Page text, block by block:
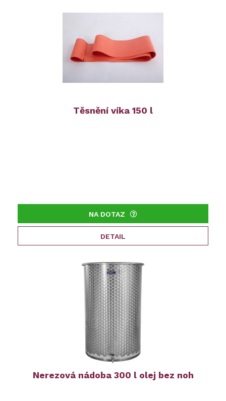
Těsnění víka 150 l
NA DOTAZ
DETAIL
Nerezová nádoba 300 l olej bez noh